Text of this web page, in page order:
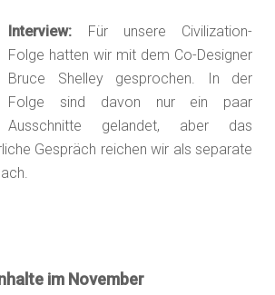
Interview: Für unsere Civilization-
Folge hatten wir mit dem Co-Designer
Bruce Shelley gesprochen. In der
Folge sind davon nur ein paar
Ausschnitte gelandet, aber das
Gespräch reichen wir als separate
im November